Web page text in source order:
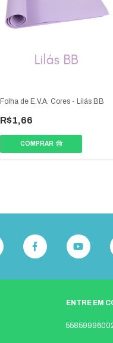
Folha de E.V.A. Cores - Lilás BB
R$1,66
COMPRAR
ENTRE EM